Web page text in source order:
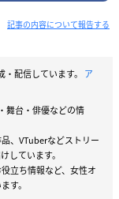
記事の内容について報告する
配信しています。 ア
舞台・俳優などの情
、VTuberなどストリー
しています。
立ち情報など、女性オ
す。